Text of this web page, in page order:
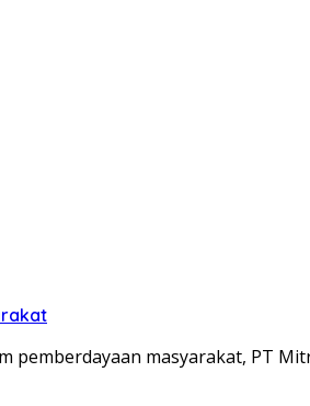
pemberdayaan masyarakat, PT